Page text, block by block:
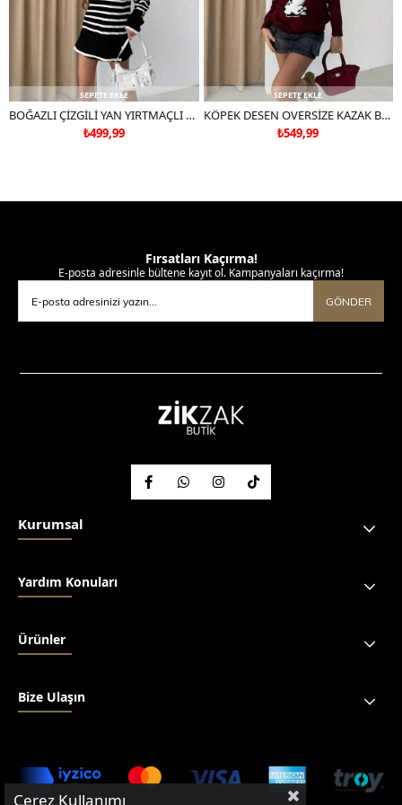
SEPETE EKLE
BOĞAZLI ÇİZGİLİ YAN YIRTMAÇLI OVERSİZE TRİKO KAZAK SİYAH
₺499,99
SEPETE EKLE
KÖPEK DESEN OVERSİZE KAZAK BORDO
₺549,99
Fırsatları Kaçırma!
E-posta adresinle bültene kayıt ol. Kampanyaları kaçırma!
GÖNDER
Kurumsal
Yardım Konuları
Ürünler
Bize Ulaşın
Çerez Kullanımı